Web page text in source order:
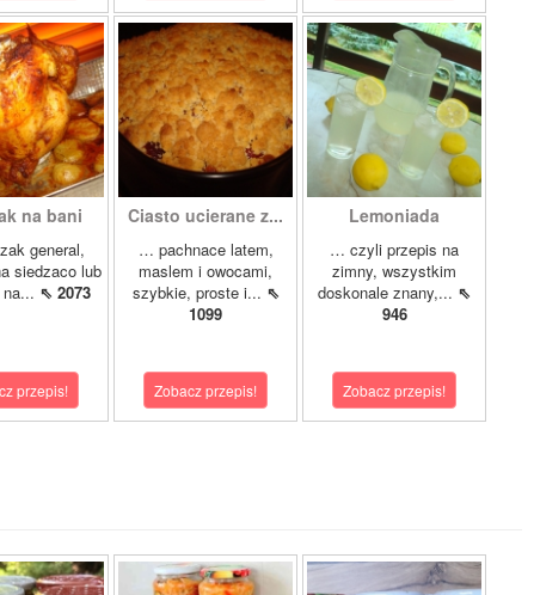
na bani
general,
siedzaco lub
⇖ 2073
przepis!
Ciasto ucierane z...
… pachnace latem,
maslem i owocami,
szybkie, proste i... ⇖
1099
Zobacz przepis!
Lemoniada
… czyli przepis na
zimny, wszystkim
doskonale znany,... ⇖
946
Zobacz przepis!